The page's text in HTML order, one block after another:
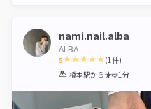
nami.nail.alba
ALBA
5
1 2 3 4 5
(1件)
橋本駅から徒歩1分